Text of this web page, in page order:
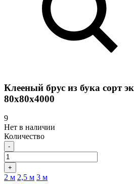
Клееный брус из бука сорт
80х80х4000
9
Нет в наличии
Количество
-
+
2 м 2,5 м 3 м